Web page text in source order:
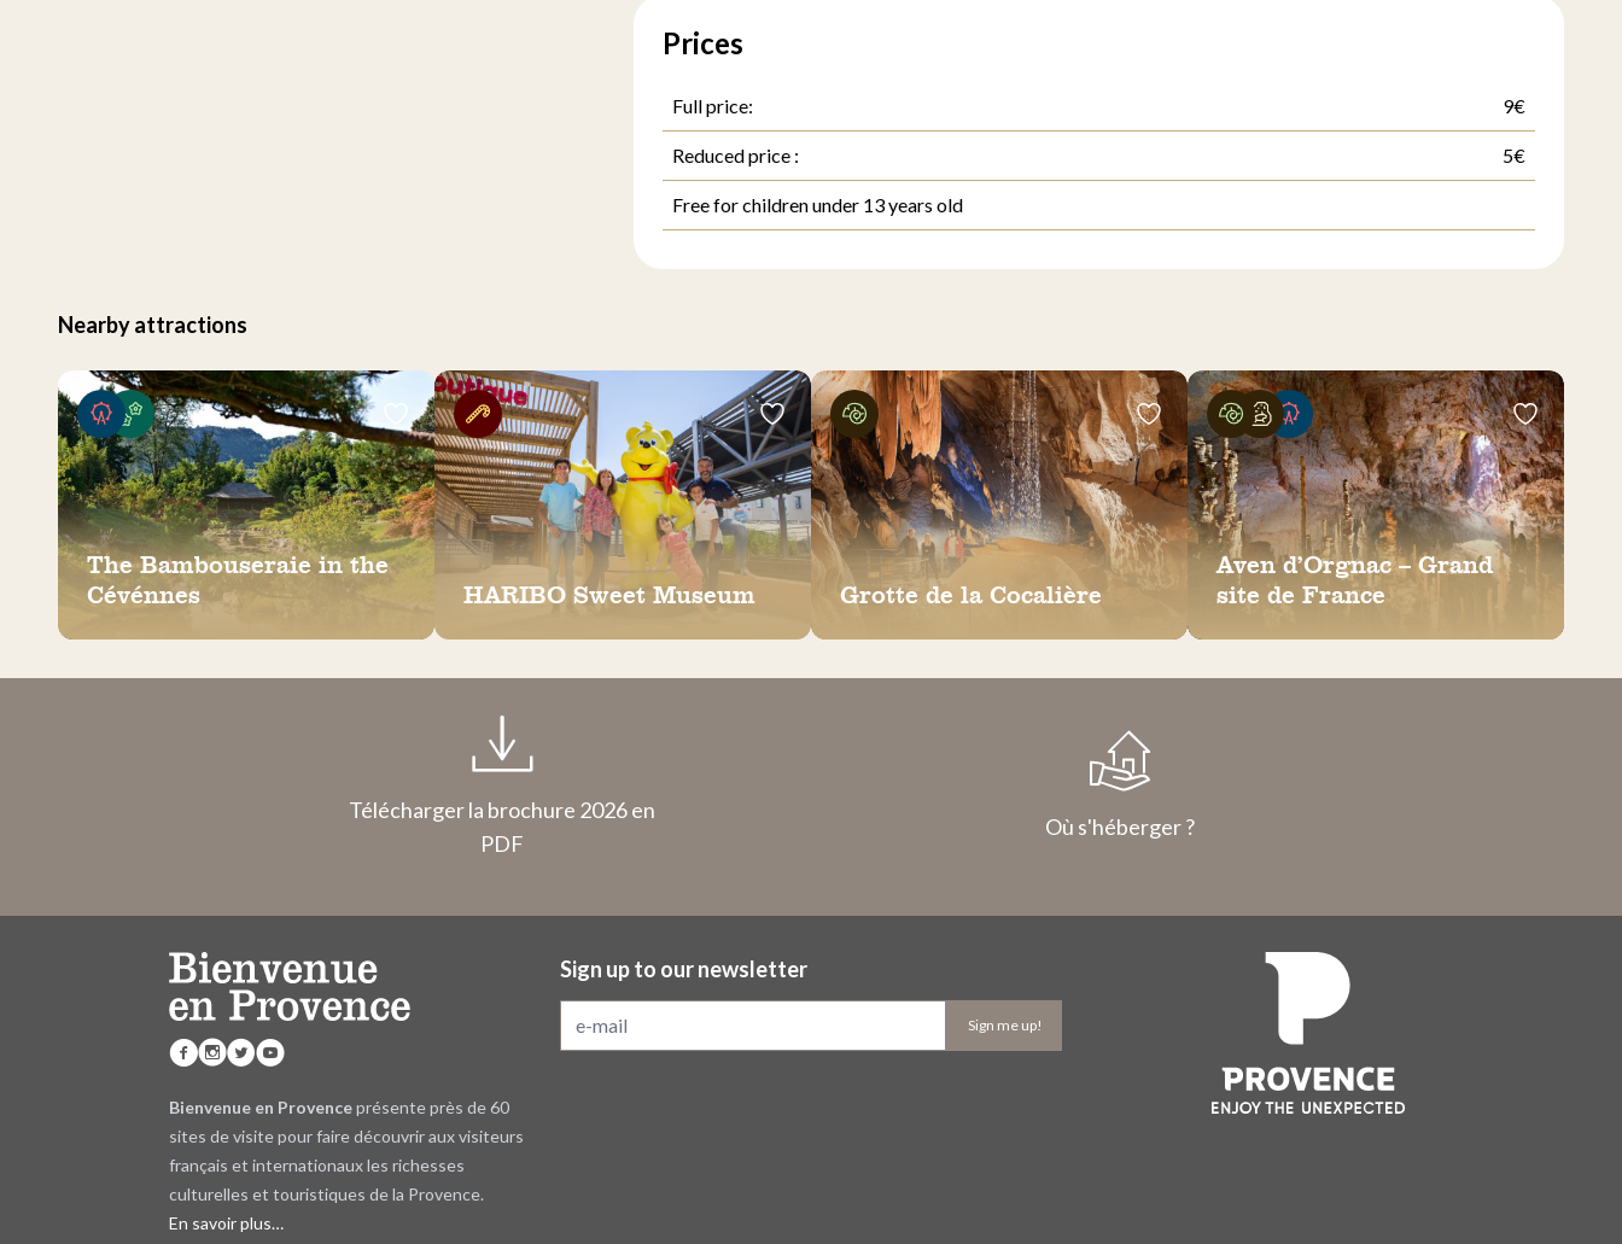
Prices
Full price: 9€
Reduced price : 5€
Free for children under 13 years old
Nearby attractions
The Bambouseraie in the
Cévénnes
HARIBO Sweet Museum Grotte de la Cocalière
Aven d’Orgnac – Grand
site de France
Télécharger la brochure 2026 en
PDF
Où s'héberger ?
Bienvenue en Provenceprésente près de 60
sites de visite pour faire découvrir aux visiteurs
français et internationaux les richesses
culturelles et touristiques de la Provence.
En savoir plus…
Sign up to our newsletter